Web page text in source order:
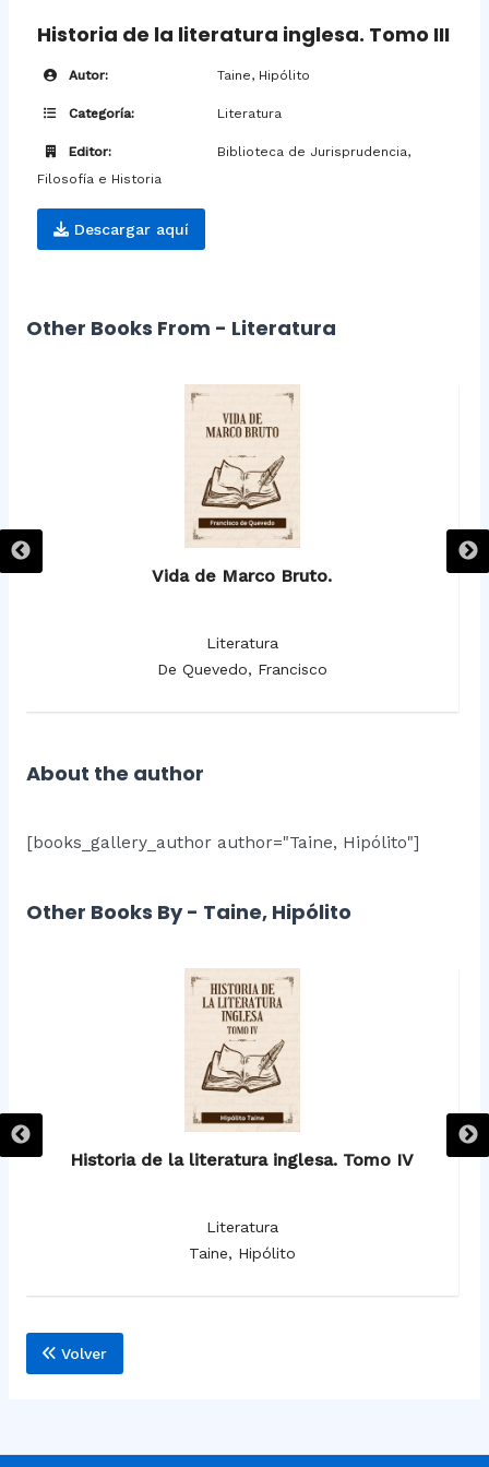
Historia de la literatura inglesa. Tomo III
Autor: Taine, Hipólito
Categoría: Literatura
Editor:
Biblioteca de Jurisprudencia,
Filosofía e Historia
Descargar aquí
Other Books From - Literatura
Vida de Marco Bruto.
Literatura
De Quevedo, Francisco
About the author
[books_gallery_author author="Taine, Hipólito"]
Other Books By - Taine, Hipólito
Historia de la literatura inglesa. Tomo IV
Literatura
Taine, Hipólito
Volver